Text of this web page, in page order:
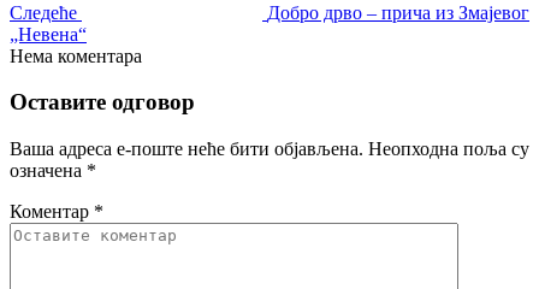
Следеће
Добро дрво – прича из Змајевог
„Невена“
Нема коментара
Оставите одговор
Ваша адреса е-поште неће бити објављена. Неопходна поља су
означена *
Коментар *